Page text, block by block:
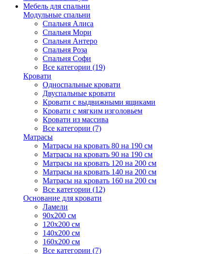
Мебель для спальни
Модульные спальни
Спальня Алиса
Спальня Мори
Спальня Антеро
Спальня Роза
Спальня Софи
Все категории (19)
Кровати
Односпальные кровати
Двуспальные кровати
Кровати с выдвижными ящиками
Кровати с мягким изголовьем
Кровати из массива
Все категории (7)
Матрасы
Матрасы на кровать 80 на 190 см
Матрасы на кровать 90 на 190 см
Матрасы на кровать 120 на 200 см
Матрасы на кровать 140 на 200 см
Матрасы на кровать 160 на 200 см
Все категории (12)
Основание для кровати
Ламели
90х200 см
120х200 см
140х200 см
160х200 см
Все категории (7)